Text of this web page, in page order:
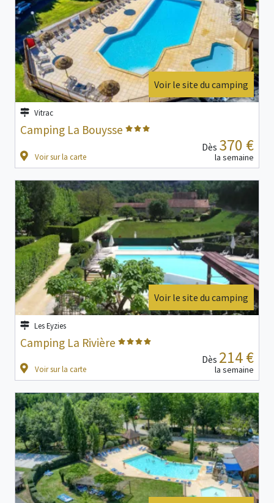
Voir le site du camping
Vitrac
Camping La Bouysse
Voir sur la carte
Dès 370 €
la semaine
Voir le site du camping
Les Eyzies
Camping La Rivière
Voir sur la carte
Dès 214 €
la semaine